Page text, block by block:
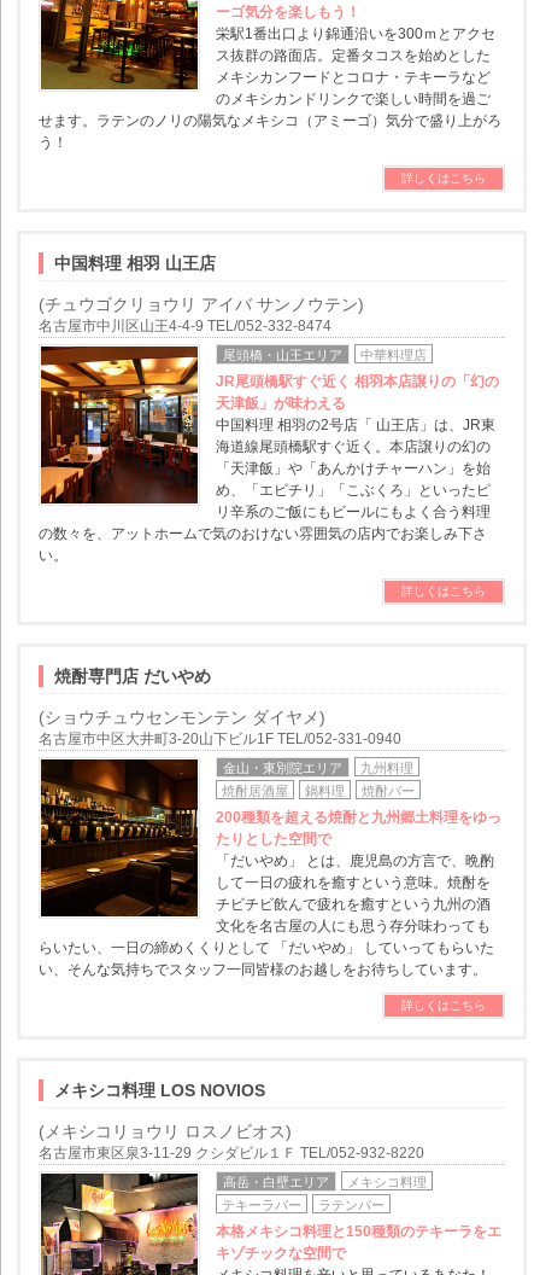
ーゴ気分を楽しもう！
栄駅1番出口より錦通沿いを300ｍとアクセ
ス抜群の路面店。定番タコスを始めとした
メキシカンフードとコロナ・テキーラなど
のメキシカンドリンクで楽しい時間を過ご
せます。ラテンのノリの陽気なメキシコ（アミーゴ）気分で盛り上がろ
う！
詳しくはこちら
中国料理 相羽 山王店
(チュウゴクリョウリ アイバ サンノウテン)
名古屋市中川区山王4-4-9 TEL/052-332-8474
尾頭橋・山王エリア 中華料理店
JR尾頭橋駅すぐ近く 相羽本店譲りの「幻の
天津飯」が味わえる
中国料理 相羽の2号店「 山王店」は、JR東
海道線尾頭橋駅すぐ近く。本店譲りの幻の
「天津飯」や「あんかけチャーハン」を始
め、「エビチリ」「こぶくろ」といったピ
リ辛系のご飯にもビールにもよく合う料理
の数々を、アットホームで気のおけない雰囲気の店内でお楽しみ下さ
い。
詳しくはこちら
焼酎専門店 だいやめ
(ショウチュウセンモンテン ダイヤメ)
名古屋市中区大井町3-20山下ビル1F TEL/052-331-0940
金山・東別院エリア
九州料理
焼酎居酒屋
鍋料理 焼酎バー
200種類を超える焼酎と九州郷土料理をゆっ
たりとした空間で
「だいやめ」 とは、鹿児島の方言で、晩酌
して一日の疲れを癒すという意味。焼酎を
チビチビ飲んで疲れを癒すという九州の酒
文化を名古屋の人にも思う存分味わっても
らいたい、一日の締めくくりとして 「だいやめ」 していってもらいた
い、そんな気持ちでスタッフ一同皆様のお越しをお待ちしています。
詳しくはこちら
メキシコ料理 LOS NOVIOS
(メキシコリョウリ ロスノビオス)
名古屋市東区泉3-11-29 クシダビル１Ｆ TEL/052-932-8220
高岳・白壁エリア
メキシコ料理
テキーラバー
ラテンバー
本格メキシコ料理と150種類のテキーラをエ
キゾチックな空間で